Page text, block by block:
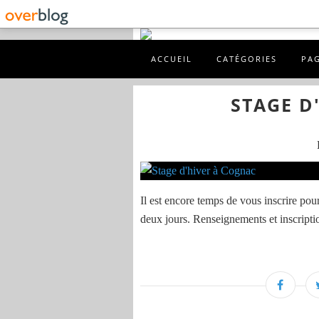
ACCUEIL CATÉGORIES
STAGE
Il est encore temps de vous inscrire
deux jours. Renseignements et